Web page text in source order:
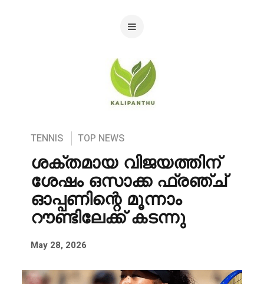
TENNIS TOP NEWS
ശക്തമായ വിജയത്തിന്
ശേഷം ഒസാക്ക ഫ്രഞ്ച്
ഓപ്പണിന്റെ മൂന്നാം
റൗണ്ടിലേക്ക് കടന്നു
May 28, 2026